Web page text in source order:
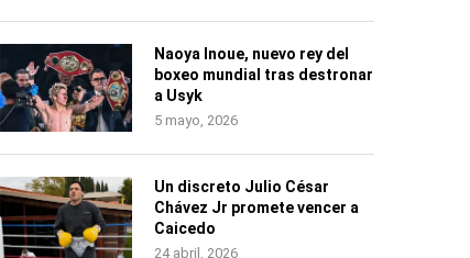
Naoya Inoue, nuevo rey del
boxeo mundial tras destronar
a Usyk
5 mayo, 2026
Un discreto Julio César
Chávez Jr promete vencer a
Caicedo
24 abril, 2026